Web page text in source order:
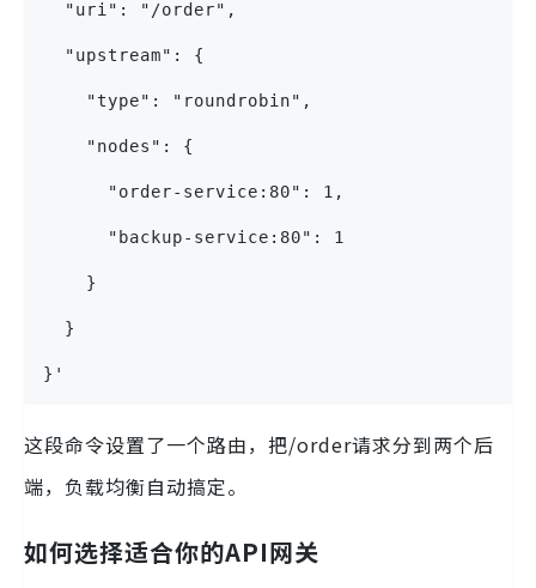
  "uri": "/order",
  "upstream": {
    "type": "roundrobin",
    "nodes": {
      "order-service:80": 1,
      "backup-service:80": 1
    }
  }
}'
这段命令设置了一个路由，把/order请求分到两个后
端，负载均衡自动搞定。
如何选择适合你的API网关